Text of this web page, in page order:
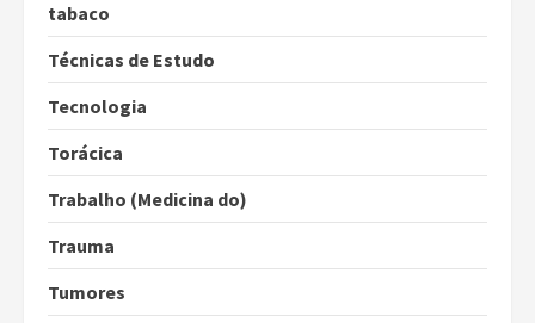
tabaco
Técnicas de Estudo
Tecnologia
Torácica
Trabalho (Medicina do)
Trauma
Tumores